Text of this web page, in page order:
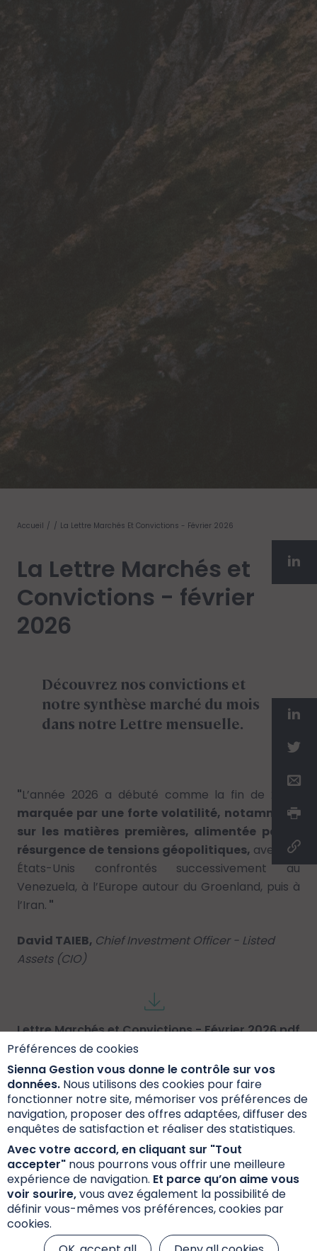
Préférences de cookies
Sienna Gestion vous donne le contrôle sur vos
données. Nous utilisons des cookies pour faire
fonctionner notre site, mémoriser vos préférences de
navigation, proposer des offres adaptées, diffuser des
enquêtes de satisfaction et réaliser des statistiques.
Avec votre accord, en cliquant sur "Tout
accepter" nous pourrons vous offrir une meilleure
expérience de navigation. Et parce qu’on aime vous
voir sourire,vous avez également la possibilité de
définir vous-mêmes vos préférences, cookies par
cookies.
Accueil La Lettre Marchés Et Convictions - Février 2026
La Lettre Marchés et
Convictions - février
2026
Découvrez nos convictions et
notre synthèse marché du mois
dans notre Lettre mensuelle.
"L’année 2026 a débuté comme la fin de 2025,
marquée par une forte volatilité, notamment
sur les matières premières, alimentée par la
résurgence de tensions géopolitiques, avec les
États-Unis confrontés successivement au
Venezuela, à l’Europe autour du Groenland, puis à
l’Iran. "
David TAIEB, Chief Investment Officer - Listed
Assets (CIO)
Lettre Marchés et Convictions - Février 2026.pdf
Newsletter Markets and Convictions - February
2026 - ENG.pdf
Accéder au document